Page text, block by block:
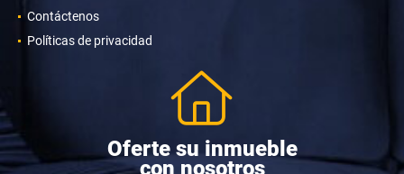
Contáctenos
Políticas de privacidad
Oferte su inmueble
con nosotros